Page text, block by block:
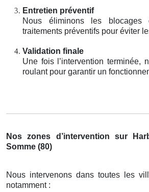
Entretien préventif
Nous éliminons les blocages
traitements préventifs pour éviter
Validation finale
Une fois l’intervention terminée,
roulant pour garantir un
Nos zones d’intervention sur
Somme (80)
Nous intervenons dans toutes les
notamment :